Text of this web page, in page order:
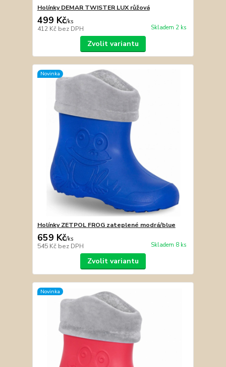
Holínky DEMAR TWISTER LUX růžová
499 Kč/ks
412 Kč bez DPH Skladem 2 ks
Zvolit variantu
Novinka
Holínky ZETPOL FROG zateplené modrá/blue
659 Kč/ks
545 Kč bez DPH Skladem 8 ks
Zvolit variantu
Novinka